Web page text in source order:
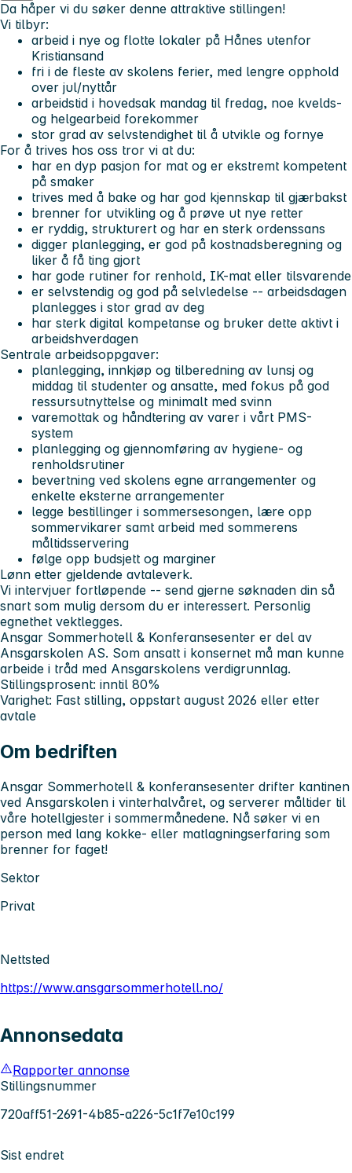
Da håper vi du søker denne attraktive stillingen!
Vi tilbyr:
arbeid i nye og flotte lokaler på Hånes utenfor
Kristiansand
fri i de fleste av skolens ferier, med lengre opphold
over jul/nyttår
arbeidstid i hovedsak mandag til fredag, noe kvelds-
og helgearbeid forekommer
stor grad av selvstendighet til å utvikle og fornye
For å trives hos oss tror vi at du:
har en dyp pasjon for mat og er ekstremt kompetent
på smaker
trives med å bake og har god kjennskap til gjærbakst
brenner for utvikling og å prøve ut nye retter
er ryddig, strukturert og har en sterk ordenssans
digger planlegging, er god på kostnadsberegning og
liker å få ting gjort
har gode rutiner for renhold, IK-mat eller tilsvarende
er selvstendig og god på selvledelse -- arbeidsdagen
planlegges i stor grad av deg
har sterk digital kompetanse og bruker dette aktivt i
arbeidshverdagen
Sentrale arbeidsoppgaver:
planlegging, innkjøp og tilberedning av lunsj og
middag til studenter og ansatte, med fokus på god
ressursutnyttelse og minimalt med svinn
varemottak og håndtering av varer i vårt PMS-
system
planlegging og gjennomføring av hygiene- og
renholdsrutiner
bevertning ved skolens egne arrangementer og
enkelte eksterne arrangementer
legge bestillinger i sommersesongen, lære opp
sommervikarer samt arbeid med sommerens
måltidsservering
følge opp budsjett og marginer
Lønn etter gjeldende avtaleverk.
Vi intervjuer fortløpende -- send gjerne søknaden din så
snart som mulig dersom du er interessert. Personlig
egnethet vektlegges.
Ansgar Sommerhotell & Konferansesenter er del av
Ansgarskolen AS. Som ansatt i konsernet må man kunne
arbeide i tråd med Ansgarskolens verdigrunnlag.
Stillingsprosent: inntil 80%
Varighet: Fast stilling, oppstart august 2026 eller etter
avtale
Om bedriften
Ansgar Sommerhotell & konferansesenter drifter kantinen
ved Ansgarskolen i vinterhalvåret, og serverer måltider til
våre hotellgjester i sommermånedene. Nå søker vi en
person med lang kokke- eller matlagningserfaring som
brenner for faget!
Sektor
Privat
Nettsted
https://www.ansgarsommerhotell.no/
Annonsedata
Rapporter annonse
Stillingsnummer
720aff51-2691-4b85-a226-5c1f7e10c199
Sist endret